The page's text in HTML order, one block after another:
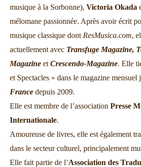
musique à la Sorbonne), Victoria Okada
mélomane passionnée. Après avoir écrit
musique classique dont ResMusica.com,
actuellement avec Transfuge Magazine,
Magazine et Crescendo-Magazine. Elle
et Spectacles » dans le magazine mensuel
France depuis 2009.
Elle est membre de l’association Presse
Internationale.
Amoureuse de livres, elle est également
dans le secteur culturel, principalement
Elle fait partie de l’Association des